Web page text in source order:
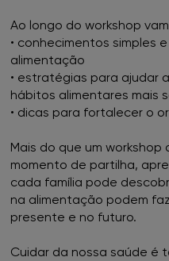
FNAC Castelo Branco
FNAC Chiado
FNAC Coimbra
FNAC Évora
FNAC Faro
Ao longo do workshop
• conhecimentos simples
alimentação
• estratégias para ajudar
hábitos alimentares mais
• dicas para fortalecer o
Mais do que um workshop
momento de partilha,
cada família pode
na alimentação podem
presente e no futuro.
Cuidar da nossa saúde é